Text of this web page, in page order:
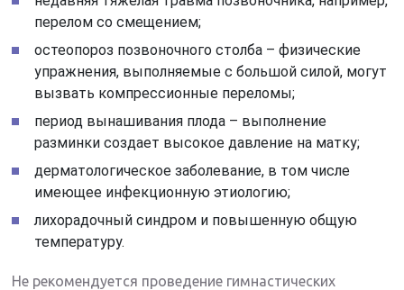
перелом со смещением;
остеопороз позвоночного столба – физические
упражнения, выполняемые с большой силой, могут
вызвать компрессионные переломы;
период вынашивания плода – выполнение
разминки создает высокое давление на матку;
дерматологическое заболевание, в том числе
имеющее инфекционную этиологию;
лихорадочный синдром и повышенную общую
температуру.
Не рекомендуется проведение гимнастических